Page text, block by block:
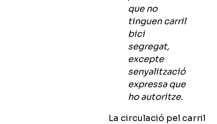
que no
tinguen carril
bici
segregat,
excepte
senyalització
expressa que
ho autoritze.
La circulació pel carril